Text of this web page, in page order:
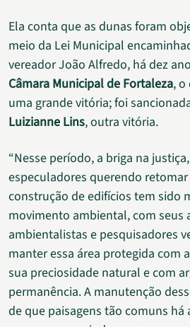
Ela conta que as dunas foram
meio da Lei Municipal
vereador João Alfredo, há dez
Câmara Municipal de Fortaleza,
uma grande vitória; foi
Luizianne Lins, outra vitória.
“Nesse período, a briga na
especuladores querendo retomar
construção de edifícios tem sido
movimento ambiental, com seus
ambientalistas e pesquisadores
manter essa área protegida com
sua preciosidade natural e com
permanência. A manutenção
de que paisagens tão comuns